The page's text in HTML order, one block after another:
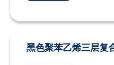
黑色聚苯乙烯三层复